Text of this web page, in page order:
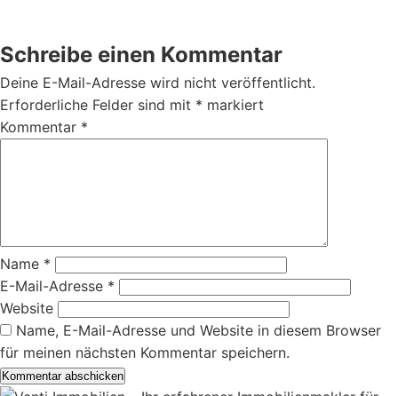
Schreibe einen Kommentar
Deine E-Mail-Adresse wird nicht veröffentlicht.
Erforderliche Felder sind mit * markiert
Kommentar *
Name *
E-Mail-Adresse *
Website
Name, E-Mail-Adresse und Website in diesem Browser
für meinen nächsten Kommentar speichern.